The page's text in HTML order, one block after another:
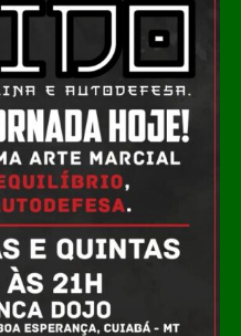
disputou 136
com 14
inicia
anunciado oficialmente